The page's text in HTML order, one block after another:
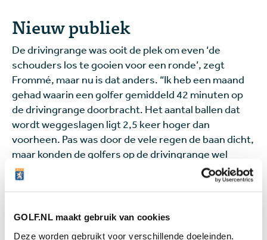
GOLF.NL maakt gebruik van cookies
Deze worden gebruikt voor verschillende doeleinden.
Nieuw publiek
De drivingrange was ooit de plek om even ‘de
schouders los te gooien voor een ronde’, zegt
Frommé, maar nu is dat anders. “Ik heb een maand
gehad waarin een golfer gemiddeld 42 minuten op
de drivingrange doorbracht. Het aantal ballen dat
wordt weggeslagen ligt 2,5 keer hoger dan
voorheen. Pas was door de vele regen de baan dicht,
maar konden de golfers op de drivingrange wel
virtueel onze baan spelen. De thematische events
als Oktober Fest en Après Ski zijn een groot succes.
nog leren golfen tussen de grijze mannen, maar daar